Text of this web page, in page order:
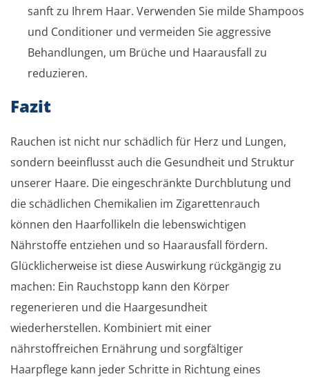
sanft zu Ihrem Haar. Verwenden Sie milde Shampoos
und Conditioner und vermeiden Sie aggressive
Behandlungen, um Brüche und Haarausfall zu
reduzieren.
Fazit
Rauchen ist nicht nur schädlich für Herz und Lungen,
sondern beeinflusst auch die Gesundheit und Struktur
unserer Haare. Die eingeschränkte Durchblutung und
die schädlichen Chemikalien im Zigarettenrauch
können den Haarfollikeln die lebenswichtigen
Nährstoffe entziehen und so Haarausfall fördern.
Glücklicherweise ist diese Auswirkung rückgängig zu
machen: Ein Rauchstopp kann den Körper
regenerieren und die Haargesundheit
wiederherstellen. Kombiniert mit einer
nährstoffreichen Ernährung und sorgfältiger
Haarpflege kann jeder Schritte in Richtung eines